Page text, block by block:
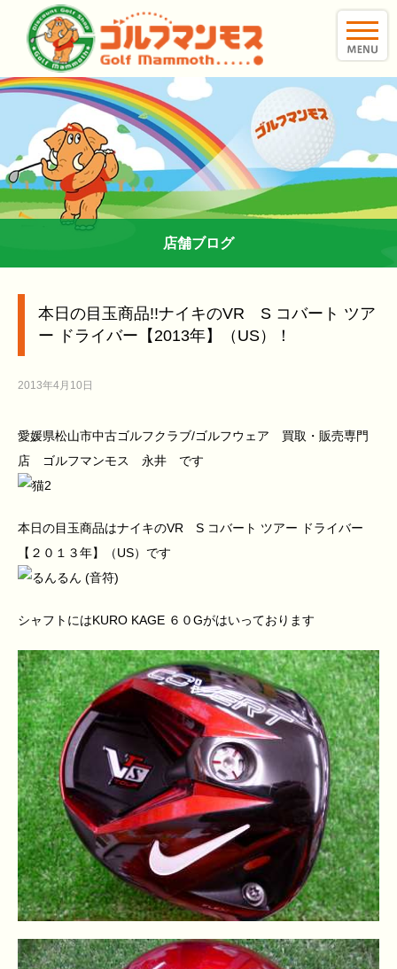
店舗ブログ
本日の目玉商品!!ナイキのVR S コバート ツア
ー ドライバー【2013年】（US）！
2013年4月10日
愛媛県松山市中古ゴルフクラブ/ゴルフウェア 買取・販売専門
店 ゴルフマンモス 永井 です
本日の目玉商品はナイキのVR S コバート ツアー ドライバー
【２０１３年】（US）です
シャフトにはKURO KAGE ６０Gがはいっております